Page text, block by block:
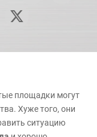
площадки могут
Хуже того, они
ситуацию